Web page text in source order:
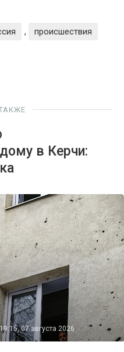
, происшествия
в Керчи:
19:15, 07 августа 2026